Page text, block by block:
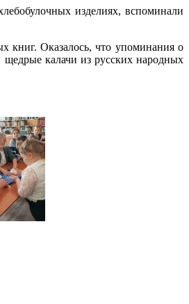
изделиях, вспоминали
книг. Оказалось, что упоминания о
калачи из русских народных